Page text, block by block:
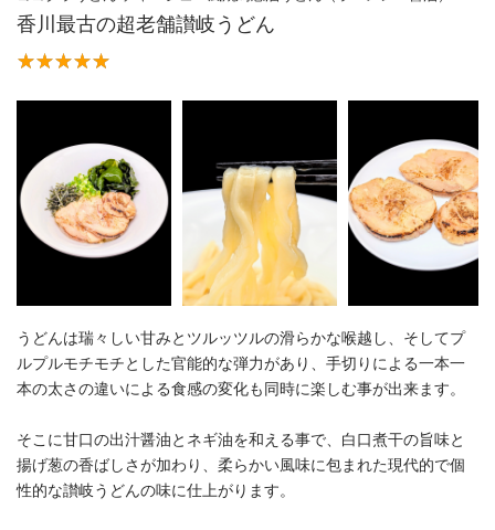
香川最古の超老舗讃岐うどん
うどんは瑞々しい甘みとツルッツルの滑らかな喉越し、そしてプ
ルプルモチモチとした官能的な弾力があり、手切りによる一本一
本の太さの違いによる食感の変化も同時に楽しむ事が出来ます。
そこに甘口の出汁醤油とネギ油を和える事で、白口煮干の旨味と
揚げ葱の香ばしさが加わり、柔らかい風味に包まれた現代的で個
性的な讃岐うどんの味に仕上がります。